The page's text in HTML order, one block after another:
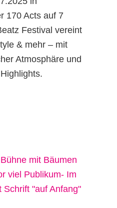
170 Acts auf 7
Festival vereint
& mehr – mit
Atmosphäre und